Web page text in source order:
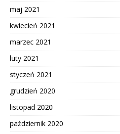
maj 2021
kwiecień 2021
marzec 2021
luty 2021
styczeń 2021
grudzień 2020
listopad 2020
październik 2020